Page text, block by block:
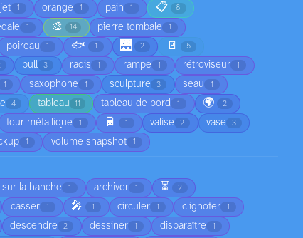
1 orange 1 pain 1 📋 8
1 🎨 14 pierre tombale 1
poireau 1 🐟 1 🌉 2 🚪 5
pull 3 radis 1 rampe 1 rétroviseur 1
1 saxophone 1 sculpture 3 seau 1
4 tableau 11 tableau de bord 1 🌍 2
tour métallique 1 🚆 1 valise 2 vase 3
1 volume snapshot 1
la hanche 1 archiver 1 ⏳ 2
casser 1 🎤 1 circuler 1 clignoter 1
descendre 2 dessiner 1 disparaître 1